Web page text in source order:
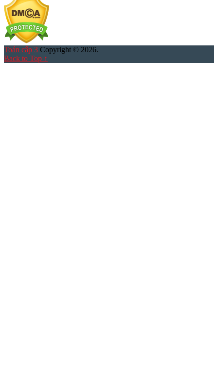
Toán cấp 3 Copyright © 2026.
Back to Top ↑